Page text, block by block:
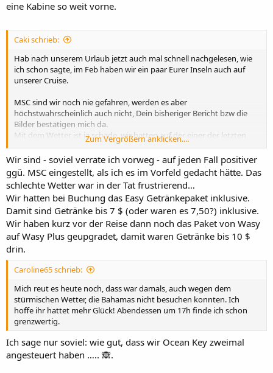
eine Kabine so weit vorne.
Caki schrieb:
Hab nach unserem Urlaub jetzt auch mal schnell nachgelesen, wie
ich schon sagte, im Feb haben wir ein paar Eurer Inseln auch auf
unserer Cruise.
MSC sind wir noch nie gefahren, werden es aber
höchstwahrscheinlich auch nicht, Dein bisheriger Bericht bzw die
Bilder bestätigen mich da.
Mit dem Wetter ist ja schade, wir hatten auf der einer der letzten
Cruises auch nacheinander in Ocho Rios, Montego Bay, Costa Maya,
Belize und Roatan Dauerregen... das zehr schon am Gemüt.
Auf Cozumel ist es aber auch schwierig etwas auf eigener Faust zu
unternehmen, wir hatten 1x einen Leihwagen und sind 1x komplett
um die Insel gefahren, wirklich spannend war das aber auch nicht,
1x sind wir zu Fuss los, weil wir da angelegt hatten, wo Ihr angelegt
hattet und 1x waren wir in einem Beach Club - keine 10 Minuten,
denn der einzige Sinn bestand darin, hauptsächlich amerik,
Touristen so schnell wie möflich abzufüllen!
Hattet Ihr ein Getränkepaket, oder ist auf der Seascape auch All In?
Zum Vergrößern anklicken....
Wir sind - soviel verrate ich vorweg - auf jeden Fall positiver
ggü. MSC eingestellt, als ich es im Vorfeld gedacht hätte. Das
schlechte Wetter war in der Tat frustrierend…
Wir hatten bei Buchung das Easy Getränkepaket inklusive.
Damit sind Getränke bis 7 $ (oder waren es 7,50?) inklusive.
Wir haben kurz vor der Reise dann noch das Paket von Wasy
auf Wasy Plus geupgradet, damit waren Getränke bis 10 $
drin.
Caroline65 schrieb:
Mich reut es heute noch, dass war damals, auch wegen dem
stürmischen Wetter, die Bahamas nicht besuchen konnten. Ich
hoffe ihr hattet mehr Glück! Abendessen um 17h finde ich schon
grenzwertig.
Ich sage nur soviel: wie gut, dass wir Ocean Key zweimal
angesteuert haben ….. 🙈.